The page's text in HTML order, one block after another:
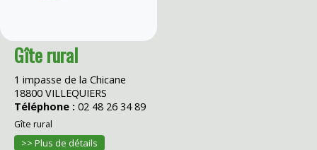
Gîte rural
1 impasse de la Chicane
18800 VILLEQUIERS
Téléphone : 02 48 26 34 89
Gîte rural
>> Plus de détails